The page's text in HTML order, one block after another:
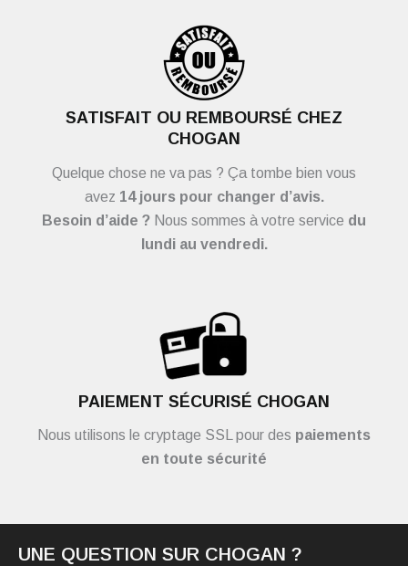
SATISFAIT OU REMBOURSÉ CHEZ
CHOGAN
Quelque chose ne va pas ? Ça tombe bien vous
avez 14 jours pour changer d’avis.
Besoin d’aide ? Nous sommes à votre service du
lundi au vendredi.
PAIEMENT SÉCURISÉ CHOGAN
Nous utilisons le cryptage SSL pour des paiements
en toute sécurité
UNE QUESTION SUR CHOGAN ?